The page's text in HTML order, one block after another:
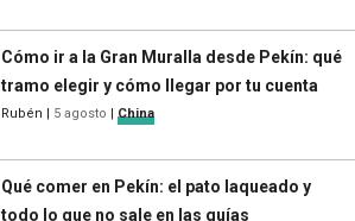
Cómo ir a la Gran Muralla desde Pekín: qué
tramo elegir y cómo llegar por tu cuenta
Rubén | 5 agosto | China
Qué comer en Pekín: el pato laqueado y
todo lo que no sale en las guías